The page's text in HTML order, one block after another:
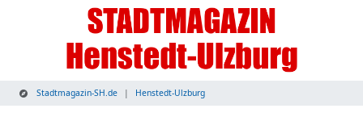
Stadtmagazin-SH.de Henstedt-Ulzburg